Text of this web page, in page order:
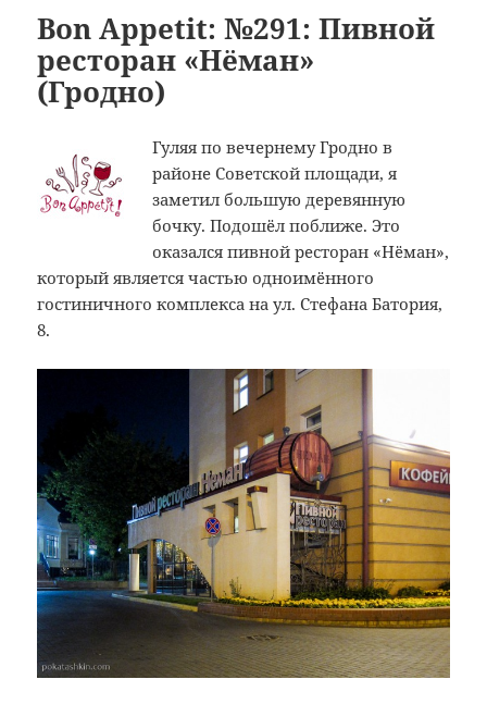
Bon Appetit: №291: Пивной
ресторан «Нёман»
(Гродно)
Гуляя по вечернему Гродно в
районе Советской площади, я
заметил большую деревянную
бочку. Подошёл поближе. Это
оказался пивной ресторан «Нёман»,
который является частью одноимённого
гостиничного комплекса на ул. Стефана Батория,
8.